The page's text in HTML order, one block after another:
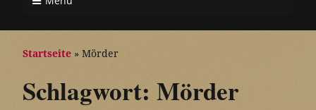
Startseite » Mörder
Schlagwort: Mörder